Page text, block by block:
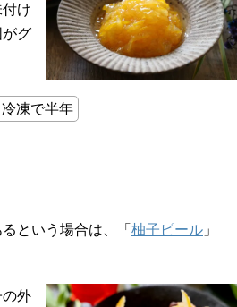
け
グ
凍で半年
という場合は、「 柚子ピール 」
の外